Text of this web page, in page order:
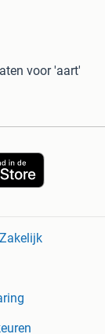
voor 'aart'